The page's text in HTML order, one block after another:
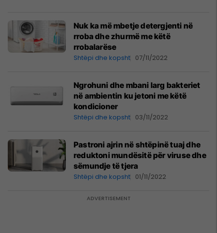
Nuk ka më mbetje detergjenti në
rroba dhe zhurmë me këtë
rrobalarëse
Shtëpi dhe kopsht 07/11/2022
Ngrohuni dhe mbani larg bakteriet
në ambientin ku jetoni me këtë
kondicioner
Shtëpi dhe kopsht 03/11/2022
Pastroni ajrin në shtëpinë tuaj dhe
reduktoni mundësitë për viruse dhe
sëmundje të tjera
Shtëpi dhe kopsht 01/11/2022